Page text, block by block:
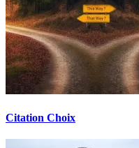
Citation Choix